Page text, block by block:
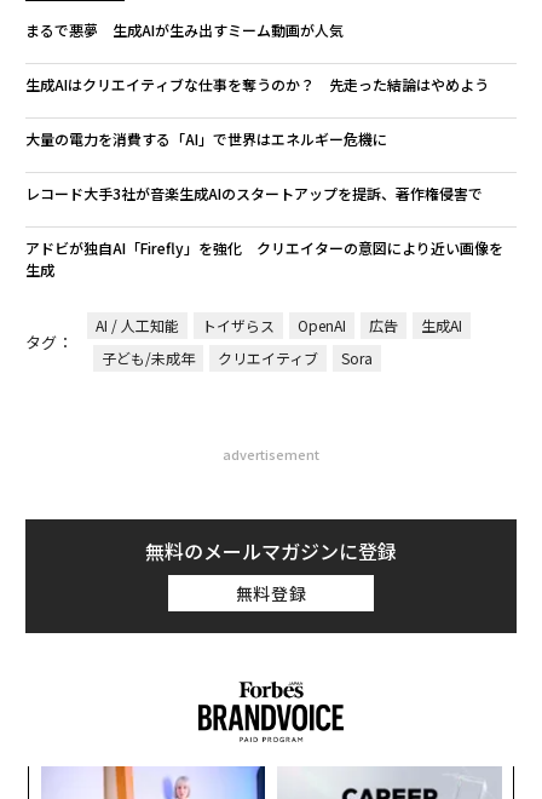
伝統を礎に、未来を再定義す
リアに触れる1日│CAREER S
UMMIT 2026
ンの長期伴走型支援とは
実践する、次世代ファームの
全貌
“
ア
た
AI
まるで悪夢 生成AIが生み出すミーム動画が人気
まるで悪夢 生成AIが生み出すミーム動画